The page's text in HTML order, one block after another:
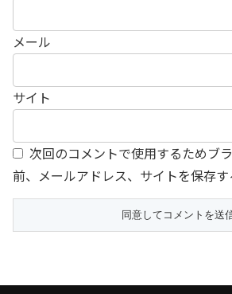
メール
サイト
次回のコメントで使用するためブ
前、メールアドレス、サイトを保存す